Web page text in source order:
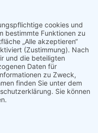
Deich8 - nordic
webdesign
GmbH